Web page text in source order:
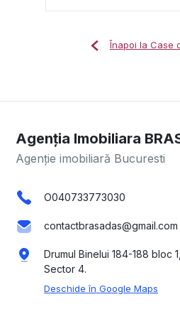
Înapoi la Case
Agenția Imobiliara
Agenție imobiliară Bucuresti
O040733773030
contactbrasadas@gmail.com
Drumul Binelui 184-188 bloc
Sector 4.
Deschide în Google Maps